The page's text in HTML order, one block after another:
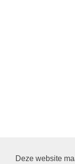
Deze website